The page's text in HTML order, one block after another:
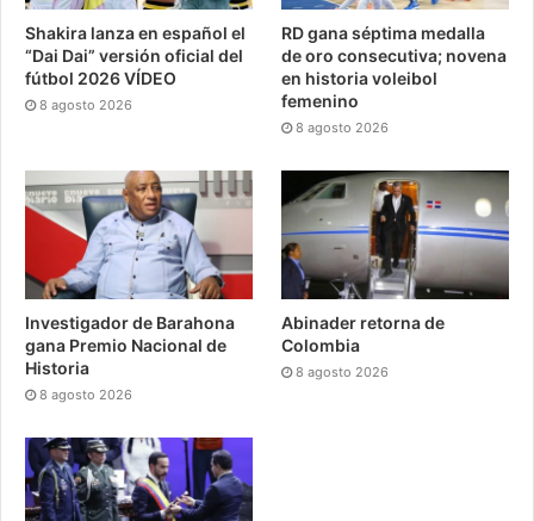
Shakira lanza en español el
“Dai Dai” versión oficial del
fútbol 2026 VÍDEO
8 agosto 2026
RD gana séptima medalla
de oro consecutiva; novena
en historia voleibol
femenino
8 agosto 2026
Investigador de Barahona
gana Premio Nacional de
Historia
8 agosto 2026
Abinader retorna de
Colombia
8 agosto 2026